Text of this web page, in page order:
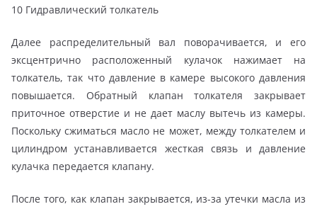
10 Гидравлический толкатель
Далее распределительный вал поворачивается, и его
эксцентрично расположенный кулачок нажимает на
толкатель, так что давление в камере высокого давления
повышается. Обратный клапан толкателя закрывает
приточное отверстие и не дает маслу вытечь из камеры.
Поскольку сжиматься масло не может, между толкателем и
цилиндром устанавливается жесткая связь и давление
кулачка передается клапану.
После того, как клапан закрывается, из-за утечки масла из